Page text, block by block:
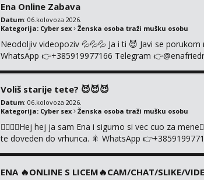
Ena Online Zabava
Datum: 06.kolovoza 2026.
Kategorija: Cyber sex Ženska osoba traži mušku osobu
Neodoljiv videopoziv 💦💦💦 Ja i ti 😈 Javi se
WhatsApp 👉+385919977166 Telegram
Voliš starije tete? 😈😈😈
Datum: 06.kolovoza 2026.
Kategorija: Cyber sex Ženska osoba traži mušku osobu
❤️‍🔥❤️‍🔥Hej hej ja sam Ena i sigurno si vec cuo za
te doveden do vrhunca. 🎇 WhatsApp
ENA 🔥ONLINE S LICEM🔥CAM/CHAT/SLIKE/